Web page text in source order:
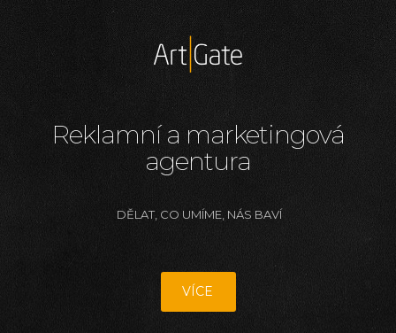
Reklamní a marketingová
agentura
DĚLAT, CO UMÍME, NÁS BAVÍ
VÍCE